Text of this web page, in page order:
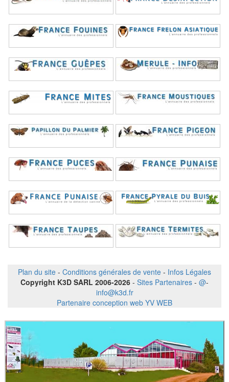
Plan du site - Conditions générales de vente - Infos Légales
Copyright K3D SARL 2006-2026 - Sites Partenaires - @-
info@k3d.fr
Partenaire conception web YV WEB